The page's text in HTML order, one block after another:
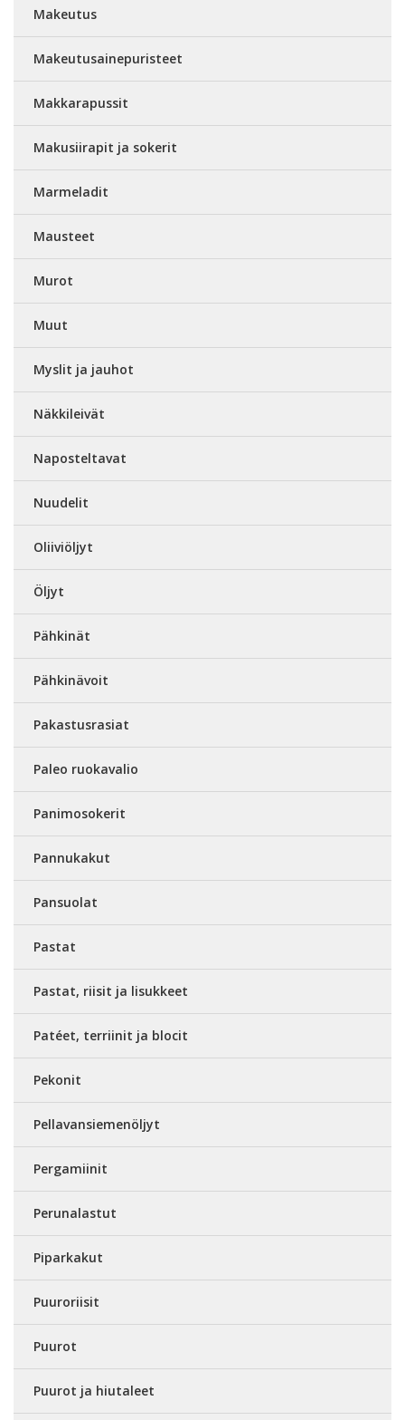
Makeutus
Makeutusainepuristeet
Makkarapussit
Makusiirapit ja sokerit
Marmeladit
Mausteet
Murot
Muut
Myslit ja jauhot
Näkkileivät
Naposteltavat
Nuudelit
Oliiviöljyt
Öljyt
Pähkinät
Pähkinävoit
Pakastusrasiat
Paleo ruokavalio
Panimosokerit
Pannukakut
Pansuolat
Pastat
Pastat, riisit ja lisukkeet
Patéet, terriinit ja blocit
Pekonit
Pellavansiemenöljyt
Pergamiinit
Perunalastut
Piparkakut
Puuroriisit
Puurot
Puurot ja hiutaleet